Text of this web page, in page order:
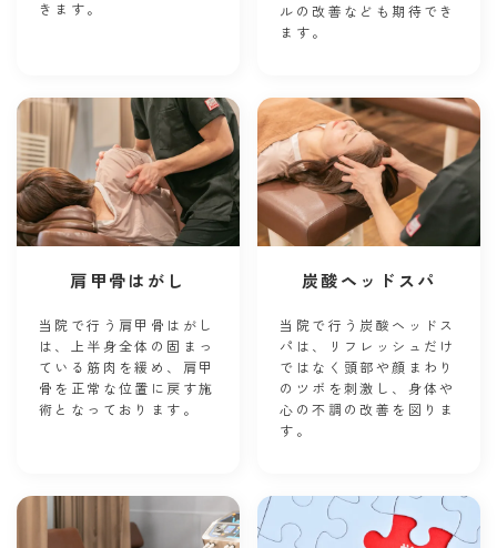
きます。
ルの改善なども期待でき
ます。
肩甲骨はがし
当院で行う肩甲骨はがし
は、上半身全体の固まっ
ている筋肉を緩め、肩甲
骨を正常な位置に戻す施
術となっております。
炭酸ヘッドスパ
当院で行う炭酸ヘッドス
パは、リフレッシュだけ
ではなく頭部や顔まわり
のツボを刺激し、身体や
心の不調の改善を図りま
す。